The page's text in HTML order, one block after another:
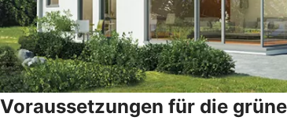
Voraussetzungen für die